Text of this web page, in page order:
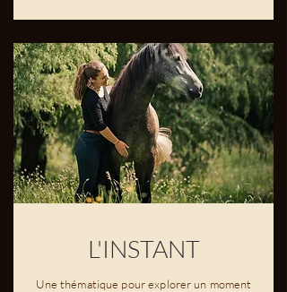
L'INSTANT
Une thématique pour explorer un moment